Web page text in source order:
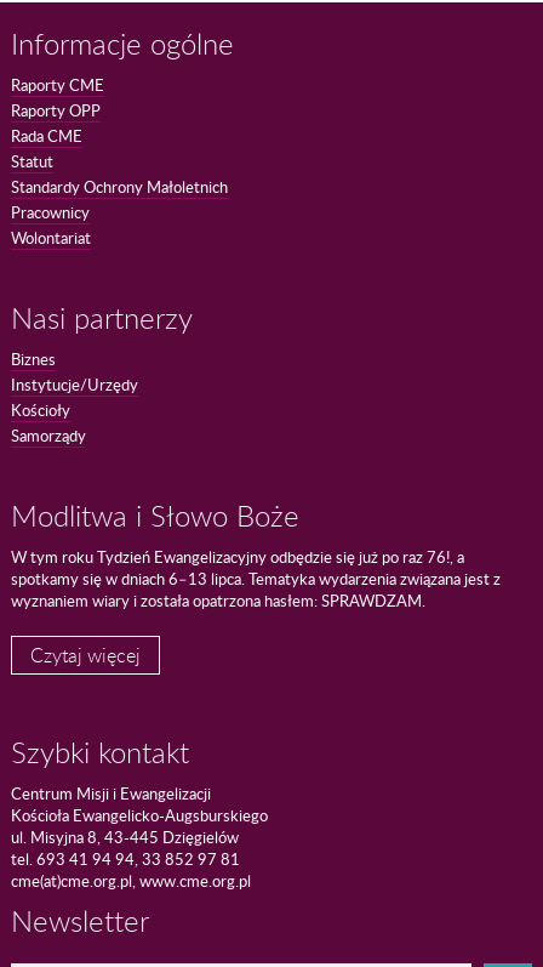
Informacje ogólne
Raporty CME
Raporty OPP
Rada CME
Statut
Standardy Ochrony Małoletnich
Pracownicy
Wolontariat
Nasi partnerzy
Biznes
Instytucje/Urzędy
Kościoły
Samorządy
Modlitwa i Słowo Boże
W tym roku Tydzień Ewangelizacyjny odbędzie się już po raz 76!, a
spotkamy się w dniach 6–13 lipca. Tematyka wydarzenia związana jest z
wyznaniem wiary i została opatrzona hasłem: SPRAWDZAM.
Czytaj więcej
Szybki kontakt
Centrum Misji i Ewangelizacji
Kościoła Ewangelicko-Augsburskiego
ul. Misyjna 8, 43-445 Dzięgielów
tel. 693 41 94 94, 33 852 97 81
cme(at)cme.org.pl, www.cme.org.pl
Newsletter